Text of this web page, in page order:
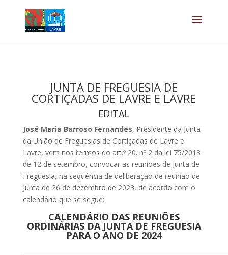
JUNTA DE FREGUESIA DE
CORTIÇADAS DE LAVRE E LAVRE
EDITAL
José Maria Barroso Fernandes, Presidente da Junta
da União de Freguesias de Cortiçadas de Lavre e
Lavre, vem nos termos do art.º 20. nº 2 da lei 75/2013
de 12 de setembro, convocar as reuniões de Junta de
Freguesia, na sequência de deliberação de reunião de
Junta de 26 de dezembro de 2023, de acordo com o
calendário que se segue:
CALENDÁRIO DAS REUNIÕES
ORDINÁRIAS DA JUNTA DE FREGUESIA
PARA O ANO DE 2024